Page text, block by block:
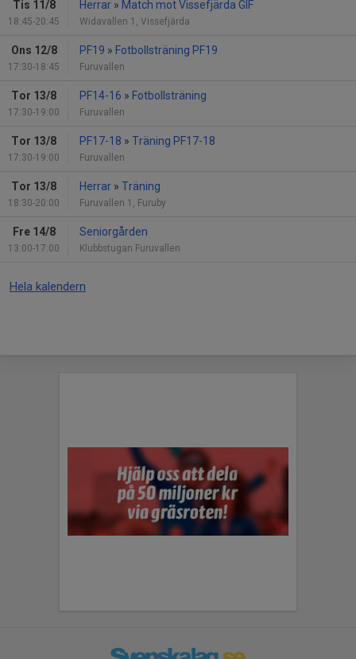
Tis 11/8
18:45-20:45
Herrar » Match mot Vissefjärda GIF
Widavallen 1, Vissefjärda
Ons 12/8
17:30-18:45
PF19 » Fotbollsträning PF19
Furuvallen
Tor 13/8
17:30-19:00
PF14-16 » Fotbollsträning
Furuvallen
Tor 13/8
17:30-19:00
PF17-18 » Träning PF17-18
Furuvallen
Tor 13/8
18:30-20:00
Herrar » Träning
Furuvallen 1, Furuby
Fre 14/8
13:00-17:00
Seniorgården
Klubbstugan Furuvallen
Hela kalendern